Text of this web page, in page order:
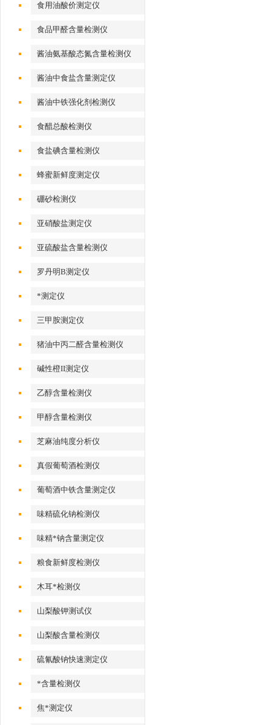
食用油酸价测定仪
食品甲醛含量检测仪
酱油氨基酸态氮含量检测仪
酱油中食盐含量测定仪
酱油中铁强化剂检测仪
食醋总酸检测仪
食盐碘含量检测仪
蜂蜜新鲜度测定仪
硼砂检测仪
亚硝酸盐测定仪
亚硫酸盐含量检测仪
罗丹明B测定仪
*测定仪
三甲胺测定仪
猪油中丙二醛含量检测仪
碱性橙II测定仪
乙醇含量检测仪
甲醇含量检测仪
芝麻油纯度分析仪
真假葡萄酒检测仪
葡萄酒中铁含量测定仪
味精硫化钠检测仪
味精*钠含量测定仪
粮食新鲜度检测仪
木耳*检测仪
山梨酸钾测试仪
山梨酸含量检测仪
硫氰酸钠快速测定仪
*含量检测仪
焦*测定仪